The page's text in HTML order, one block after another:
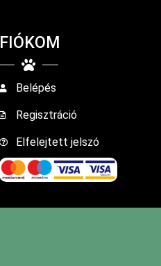
FIÓKOM
Belépés
Regisztráció
Elfelejtett jelszó